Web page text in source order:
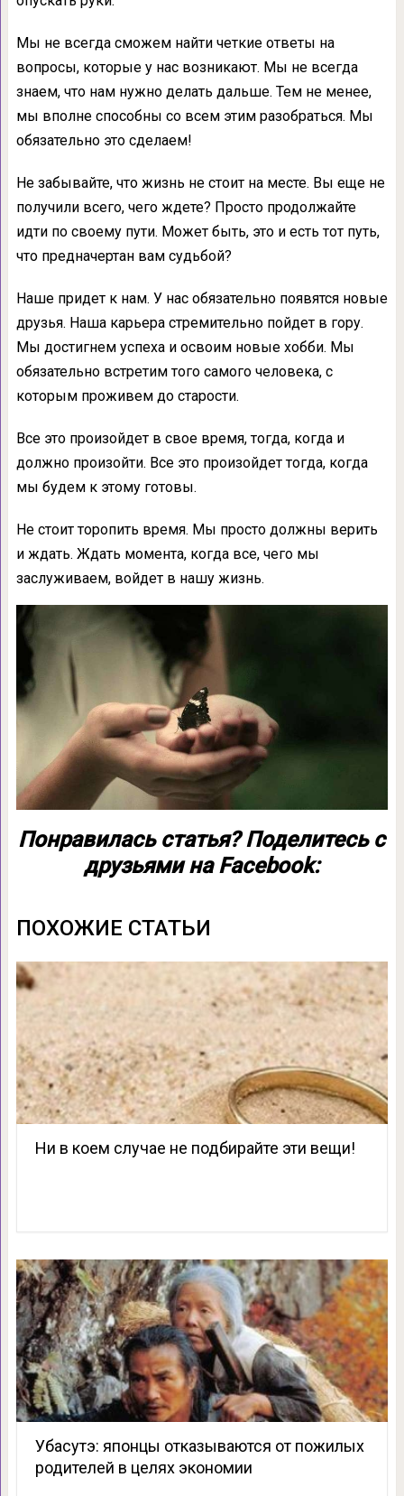
Мы не всегда сможем найти четкие ответы на
вопросы, которые у нас возникают. Мы не всегда
знаем, что нам нужно делать дальше. Тем не менее,
мы вполне способны со всем этим разобраться. Мы
обязательно это сделаем!
Не забывайте, что жизнь не стоит на месте. Вы еще не
получили всего, чего ждете? Просто продолжайте
идти по своему пути. Может быть, это и есть тот путь,
что предначертан вам судьбой?
Наше придет к нам. У нас обязательно появятся новые
друзья. Наша карьера стремительно пойдет в гору.
Мы достигнем успеха и освоим новые хобби. Мы
обязательно встретим того самого человека, с
которым проживем до старости.
Все это произойдет в свое время, тогда, когда и
должно произойти. Все это произойдет тогда, когда
мы будем к этому готовы.
Не стоит торопить время. Мы просто должны верить
и ждать. Ждать момента, когда все, чего мы
заслуживаем, войдет в нашу жизнь.
Понравилась статья? Поделитесь с
друзьями на Facebook:
ПОХОЖИЕ СТАТЬИ
Ни в коем случае не подбирайте эти вещи!
Убасутэ: японцы отказываются от пожилых
родителей в целях экономии